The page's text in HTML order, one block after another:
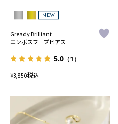
NEW
Gready Brilliant
エンボスフープピアス
5.0 （1）
¥3,850税込